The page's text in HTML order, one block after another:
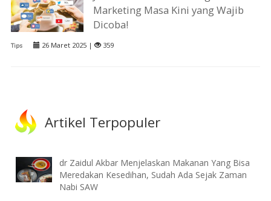
Marketing Masa Kini yang Wajib
Dicoba!
Tips 26 Maret 2025 | 359
Artikel Terpopuler
dr Zaidul Akbar Menjelaskan Makanan Yang Bisa
Meredakan Kesedihan, Sudah Ada Sejak Zaman
Nabi SAW